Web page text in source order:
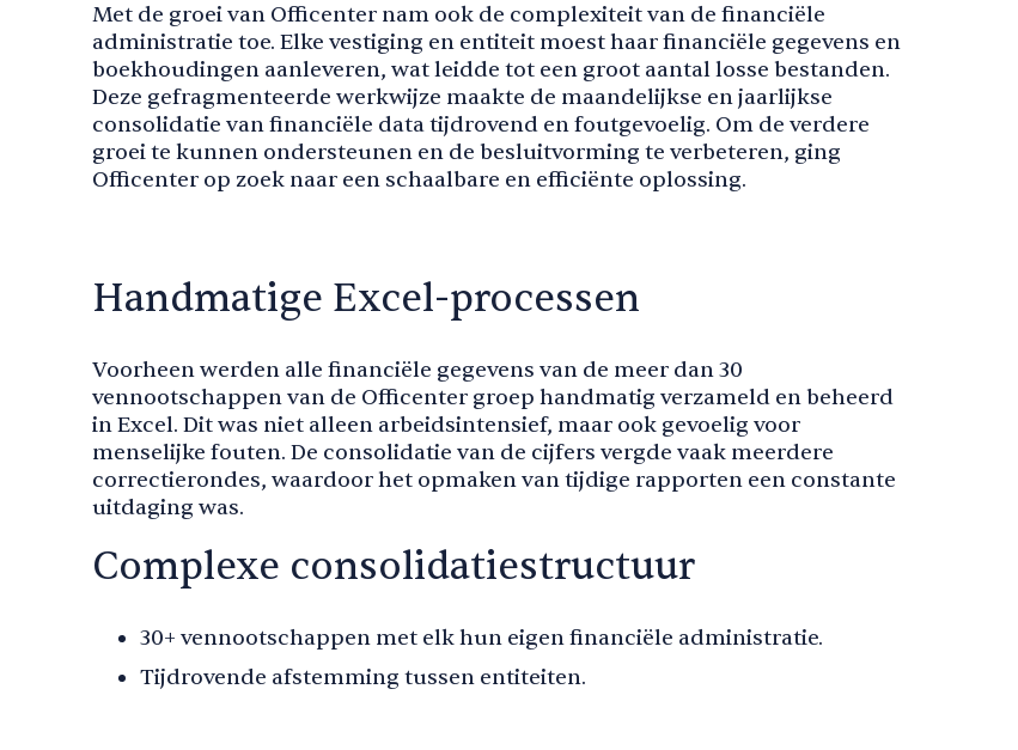
Met de groei van Officenter nam ook de complexiteit van de financiële
administratie toe. Elke vestiging en entiteit moest haar financiële gegevens en
boekhoudingen aanleveren, wat leidde tot een groot aantal losse bestanden.
Deze gefragmenteerde werkwijze maakte de maandelijkse en jaarlijkse
consolidatie van financiële data tijdrovend en foutgevoelig. Om de verdere
groei te kunnen ondersteunen en de besluitvorming te verbeteren, ging
Officenter op zoek naar een schaalbare en efficiënte oplossing.
Handmatige Excel-processen
Voorheen werden alle financiële gegevens van de meer dan 30
vennootschappen van de Officenter groep handmatig verzameld en beheerd
in Excel. Dit was niet alleen arbeidsintensief, maar ook gevoelig voor
menselijke fouten. De consolidatie van de cijfers vergde vaak meerdere
correctierondes, waardoor het opmaken van tijdige rapporten een constante
uitdaging was.
Complexe consolidatiestructuur
30+ vennootschappen met elk hun eigen financiële administratie.
Tijdrovende afstemming tussen entiteiten.